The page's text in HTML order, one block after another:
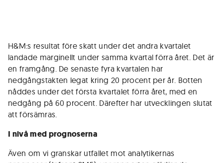
H&M:s resultat före skatt under det andra kvartalet
landade marginellt under samma kvartal förra året. Det är
en framgång. De senaste fyra kvartalen har
nedgångstakten legat kring 20 procent per år. Botten
nåddes under det första kvartalet förra året, med en
nedgång på 60 procent. Därefter har utvecklingen slutat
att försämras.
I nivå med prognoserna
Även om vi granskar utfallet mot analytikernas